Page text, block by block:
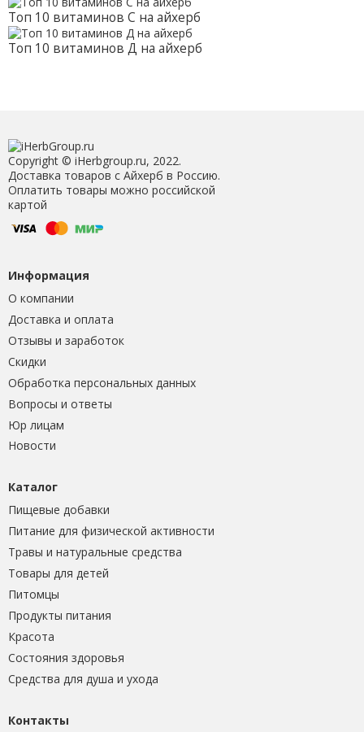
Топ 10 витаминов С на айхерб
Топ 10 витаминов Д на айхерб
Copyright © iHerbgroup.ru, 2022.
Доставка товаров с Айхерб в Россию.
Оплатить товары можно российской
картой
Информация
О компании
Доставка и оплата
Отзывы и заработок
Скидки
Обработка персональных данных
Вопросы и ответы
Юр лицам
Новости
Каталог
Пищевые добавки
Питание для физической активности
Травы и натуральные средства
Товары для детей
Питомцы
Продукты питания
Красота
Состояния здоровья
Средства для душа и ухода
Контакты